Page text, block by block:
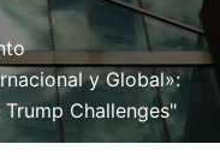
y Global»:
Challenges"